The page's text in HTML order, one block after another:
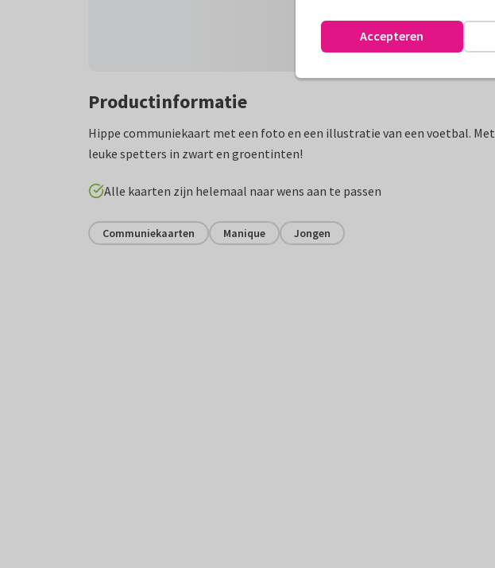
Productinformatie
Hippe communiekaart met een foto en een illustratie van een voetbal. Met
leuke spetters in zwart en groentinten!
Alle kaarten zijn helemaal naar wens aan te passen
Communiekaarten Manique Jongen
Accepteren